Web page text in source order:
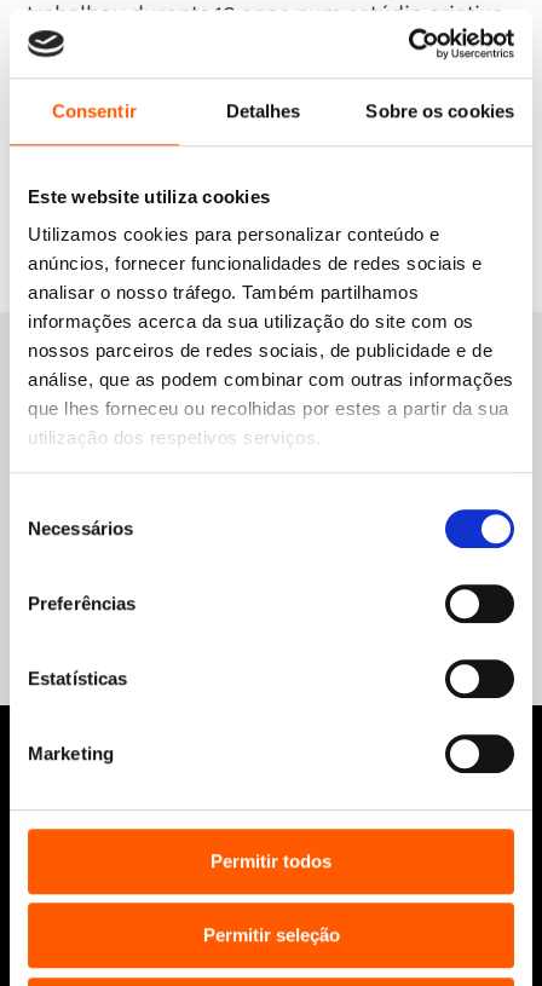
Consentir Detalhes Sobre os cookies
Este website utiliza cookies
Utilizamos cookies para personalizar conteúdo e
anúncios, fornecer funcionalidades de redes sociais e
analisar o nosso tráfego. Também partilhamos
informações acerca da sua utilização do site com os
nossos parceiros de redes sociais, de publicidade e de
análise, que as podem combinar com outras informações
que lhes forneceu ou recolhidas por estes a partir da sua
utilização dos respetivos serviços.
Necessários
Preferências
Estatísticas
Marketing
Permitir todos
Permitir seleção
trabalhou durante 10 anos num estúdio criativo
em Boston.
Hoje vive nos Estados Unidos com a sua
e uma verdadeira montanha de peluches!
Do mesmo autor